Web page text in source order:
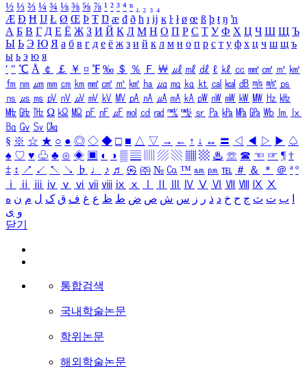
½ ⅓ ⅔ ¼ ¾ ⅛ ⅜ ⅝ ⅞ ¹ ² ³ ⁴ ⁿ ₁ ₂ ₃ ₄
Æ Ð Ħ Ĳ Ł Ø Œ Þ Ŧ Ŋ æ đ ð ħ ı ĳ ĸ ŀ ł ø œ ß þ ŧ ŋ ŉ
А Б В Г Д Е Ё Ж З И Й К Л М Н О П Р С Т У Ф Х Ц Ч Ш Щ Ъ
Ы Ь Э Ю Я а б в г д е ё ж з и й к л м н о п р с т у ф х ц ч ш щ ъ
ы ь э ю я
′ ″ ℃ Å ￠ ￡ ￥ ¤ ℉ ‰ ＄ ％ Ｆ ￦ ㎕ ㎖ ㎗ ℓ ㎘ ㏄ ㎣ ㎤ ㎥ ㎦
㎙ ㎚ ㎛ ㎜ ㎝ ㎞ ㎟ ㎠ ㎡ ㎢ ㏊ ㎍ ㎎ ㎏ ㏏ ㎈ ㎉ ㏈ ㎧ ㎨ ㎰
㎱ ㎲ ㎳ ㎴ ㎵ ㎶ ㎷ ㎸ ㎹ ㎀ ㎁ ㎂ ㎃ ㎄ ㎺ ㎻ ㎽ ㎾ ㎿ ㎐ ㎑
㎒ ㎓ ㎔ Ω ㏀ ㏁ ㎊ ㎋ ㎌ ㏖ ㏅ ㎭ ㎮ ㎯ ㏛ ㎩ ㎪ ㎫ ㎬ ㏝ ㏐
㏓
㏃ ㏉ ㏜ ㏆
§ ※ ☆ ★ ○ ● ◎ ◇ ◆ □ ■ △ ▽ → ← ↑ ↓ ↔ 〓 ◁ ◀ ▷ ▶ ♤
♠ ♡ ♥ ♧ ♣ ⊙ ◈ ▣ ◐ ◑ ▒ ▤ ▨ ▧ ▦ ▩ ♨ ☏ ☎ ☜ ☞ ¶ †
‡ ↕ ↗ ↙ ↖ ↘ ♭ ♩ ♪ ♬ ㉿ ㈜ № ㏇ ™ ㏂ ㏘ ℡ ＃ ＆ ＊ ＠ ª º
ⅰ
ⅱ ⅲ ⅳ ⅴ ⅵ ⅶ ⅷ ⅸ ⅹ Ⅳ Ⅴ Ⅵ Ⅶ Ⅷ Ⅸ Ⅹ
ب ت ث ج ح خ د ذ ر ز س ش ص ض ط ظ ع غ ف ق ک ل م ن ه
و ی
닫기
통합검색
국내학술논문
학위논문
해외학술논문